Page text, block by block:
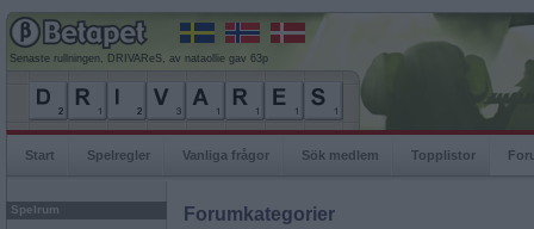
Senaste rullningen, DRIVAReS, av nataollie gav 63p
Start Spelregler Vanliga frågor Sök medlem Topplistor
Spelrum Forumkategorier